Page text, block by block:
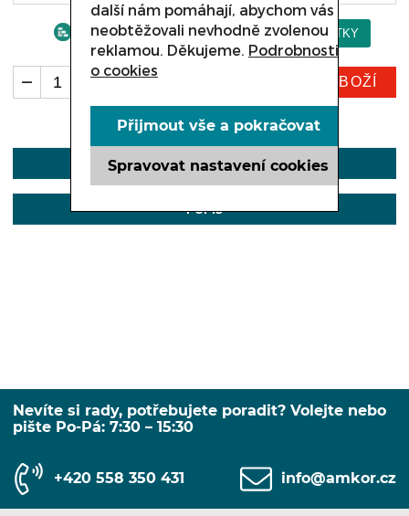
ks KOUPIT ZBOŽÍ
POPIS
POPIS
Nevíte si rady, potřebujete poradit? Volejte nebo
pište Po-Pá: 7:30 – 15:30
+420 558 350 431 info@amkor.cz
další nám pomáhají, abychom vás
neobtěžovali nevhodně zvolenou
reklamou. Děkujeme. Podrobnosti
o cookies
Spravovat nastavení cookies
Přijmout vše a pokračovat